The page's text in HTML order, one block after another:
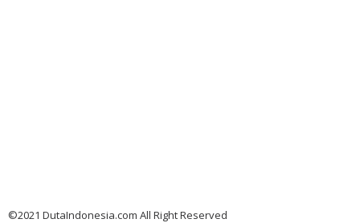
©2021 DutaIndonesia.com All Right Reserved